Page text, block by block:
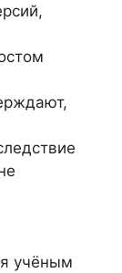
учёным